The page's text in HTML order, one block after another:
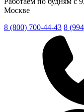
Москве
8 (800) 700-44-43 8